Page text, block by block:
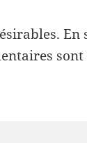
En